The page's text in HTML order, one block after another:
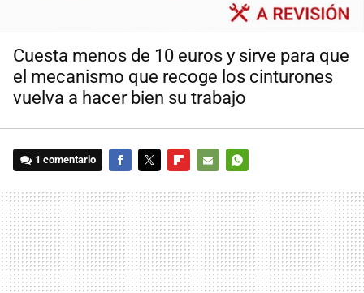
Cuesta menos de 10 euros y sirve para que
el mecanismo que recoge los cinturones
vuelva a hacer bien su trabajo
1 comentario
MAIL